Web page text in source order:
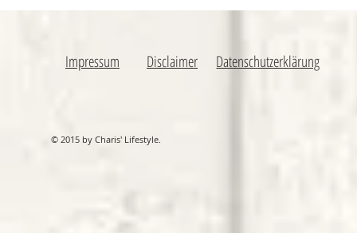
Impressum Disclaimer Datenschutzerklärung
© 2015 by Charis' Lifestyle.